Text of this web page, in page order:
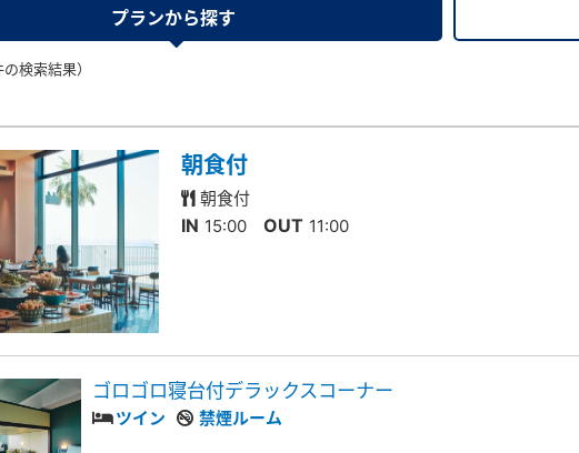
プランから探す
検索結果）
朝食付
朝食付
IN 15:00 OUT 11:00
ゴロゴロ寝台付デラックスコーナー
ツイン 禁煙ルーム